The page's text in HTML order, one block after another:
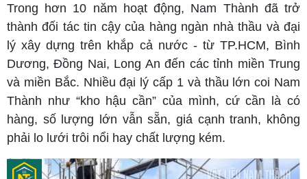
Trong hơn 10 năm hoạt động, Nam Thành đã trở
thành đối tác tin cậy của hàng ngàn nhà thầu và đại
lý xây dựng trên khắp cả nước - từ TP.HCM, Bình
Dương, Đồng Nai, Long An đến các tỉnh miền Trung
và miền Bắc. Nhiều đại lý cấp 1 và thầu lớn coi Nam
Thành như “kho hậu cần” của mình, cứ cần là có
hàng, số lượng lớn vẫn sẵn, giá cạnh tranh, không
phải lo lưới trôi nổi hay chất lượng kém.